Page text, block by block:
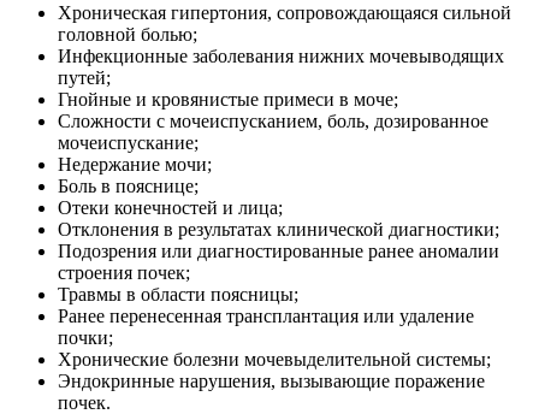
Хроническая гипертония, сопровождающаяся сильной
головной болью;
Инфекционные заболевания нижних мочевыводящих
путей;
Гнойные и кровянистые примеси в моче;
Сложности с мочеиспусканием, боль, дозированное
мочеиспускание;
Недержание мочи;
Боль в пояснице;
Отеки конечностей и лица;
Отклонения в результатах клинической диагностики;
Подозрения или диагностированные ранее аномалии
строения почек;
Травмы в области поясницы;
Ранее перенесенная трансплантация или удаление
почки;
Хронические болезни мочевыделительной системы;
Эндокринные нарушения, вызывающие поражение
почек.